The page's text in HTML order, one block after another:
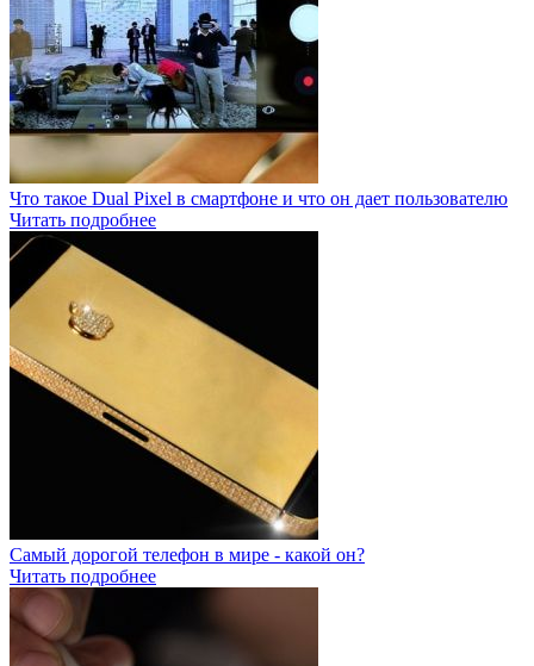
Что такое Dual Pixel в смартфоне и что он дает пользователю
Читать подробнее
Самый дорогой телефон в мире - какой он?
Читать подробнее